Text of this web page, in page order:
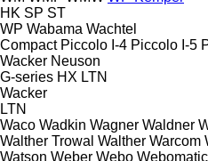
HK SP ST
WP Wabama Wachtel
Compact Piccolo I-4 Piccolo I-5
Wacker Neuson
G-series HX LTN
Wacker
LTN
Waco Wadkin Wagner Waldner
Walther Trowal Walther Warcom
Watson Weber Webo Webomatic